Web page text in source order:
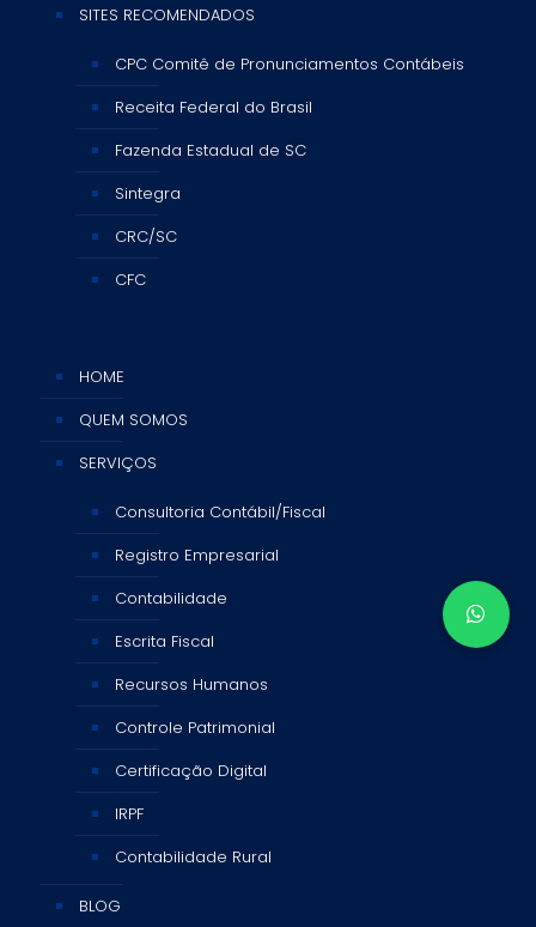
SITES RECOMENDADOS
CPC Comitê de Pronunciamentos Contábeis
Receita Federal do Brasil
Fazenda Estadual de SC
Sintegra
CRC/SC
CFC
HOME
QUEM SOMOS
SERVIÇOS
Consultoria Contábil/Fiscal
Registro Empresarial
Contabilidade
Escrita Fiscal
Recursos Humanos
Controle Patrimonial
Certificação Digital
IRPF
Contabilidade Rural
BLOG